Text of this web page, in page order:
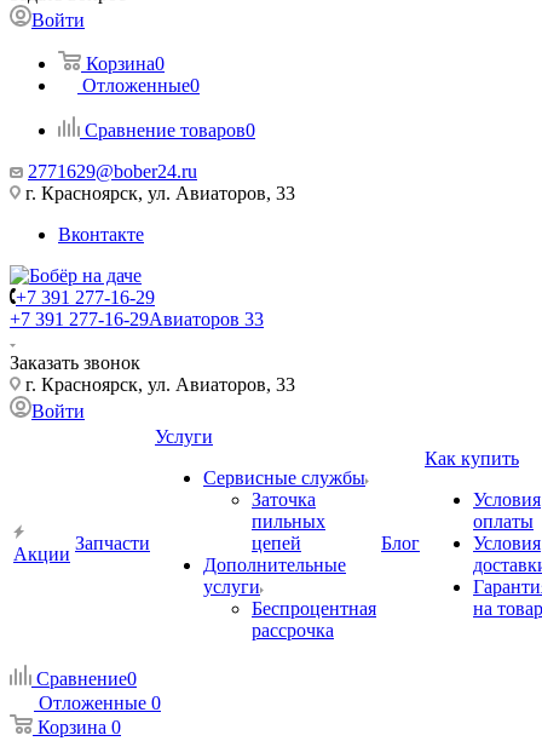
Войти
Корзина0
Отложенные0
Сравнение товаров0
2771629@bober24.ru
г. Красноярск, ул. Авиаторов, 33
Вконтакте
+7 391 277-16-29
+7 391 277-16-29Авиаторов 33
Заказать звонок
г. Красноярск, ул. Авиаторов, 33
Войти
Акции
Запчасти
Услуги
Сервисные службы
Заточка
пильных
цепей
Дополнительные
услуги
Беспроцентная
рассрочка
Блог
Как купить
Условия
оплаты
Условия
на товар
Сравнение0
Отложенные 0
Корзина 0